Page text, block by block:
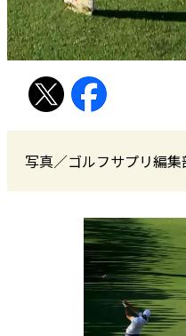
写真／ゴルフサプリ編